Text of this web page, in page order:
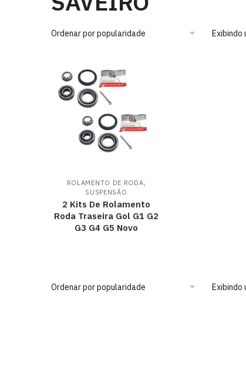
Exibindo
ROLAMENTO DE RODA,
SUSPENSÃO
2 Kits De Rolamento
Roda Traseira Gol G1 G2
G3 G4 G5 Novo
Exibindo